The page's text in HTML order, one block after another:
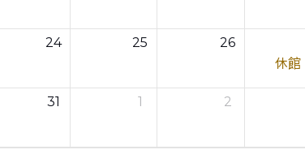
24 25 26
休館
31 1 2